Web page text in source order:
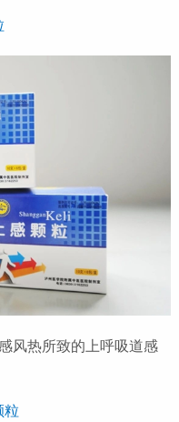
热所致的上呼吸道感
粒